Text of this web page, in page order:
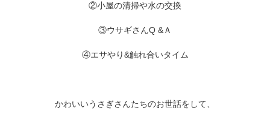
②小屋の清掃や水の交換
③ウサギさんQ &Ａ
④エサやり&触れ合いタイム
かわいいうさぎさんたちのお世話をして、